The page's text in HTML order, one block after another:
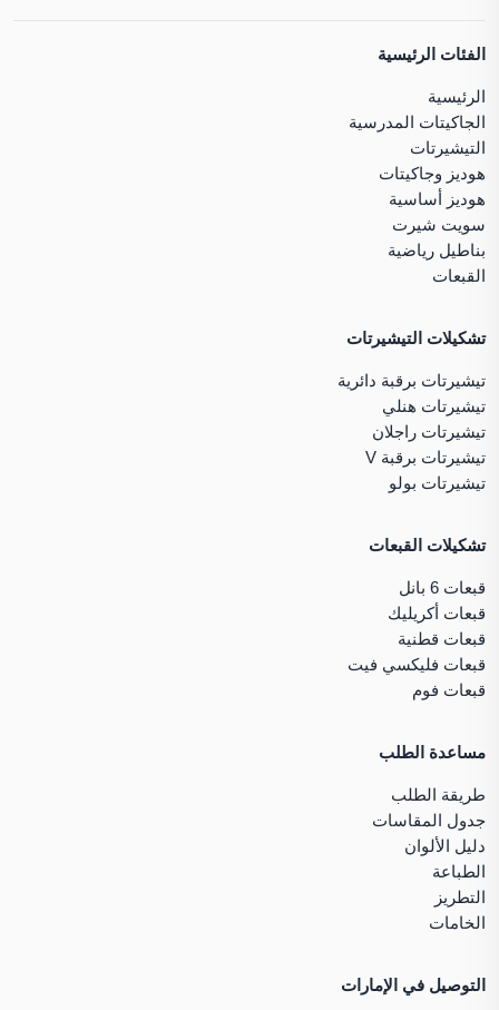
الفئات الرئيسية
الرئيسية
الجاكيتات المدرسية
التيشيرتات
هوديز وجاكيتات
هوديز أساسية
سويت شيرت
بناطيل رياضية
القبعات
تشكيلات التيشيرتات
تيشيرتات برقبة دائرية
تيشيرتات هنلي
تيشيرتات راجلان
تيشيرتات برقبة V
تيشيرتات بولو
تشكيلات القبعات
قبعات 6 بانل
قبعات أكريليك
قبعات قطنية
قبعات فليكسي فيت
قبعات فوم
مساعدة الطلب
طريقة الطلب
جدول المقاسات
دليل الألوان
الطباعة
التطريز
الخامات
التوصيل في الإمارات